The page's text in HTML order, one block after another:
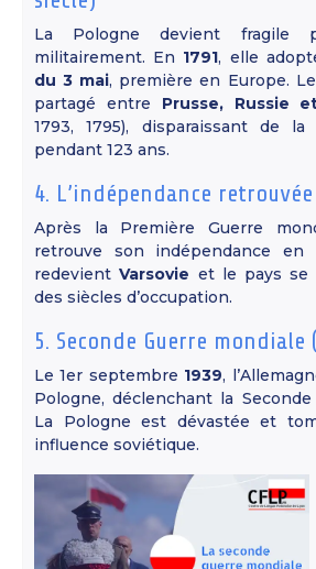
La Pologne devient fragile
militairement. En 1791, elle
du 3 mai, première en Europe.
partagé entre Prusse, Russie
1793, 1795), disparaissant de
pendant 123 ans.
4. L’indépendance
Après la Première Guerre
retrouve son indépendance en
redevientVarsovie et le pays se
des siècles d’occupation.
5. Seconde Guerre mondiale
Le 1er septembre 1939,
Pologne, déclenchant la
La Pologne est dévastée et
influence soviétique.